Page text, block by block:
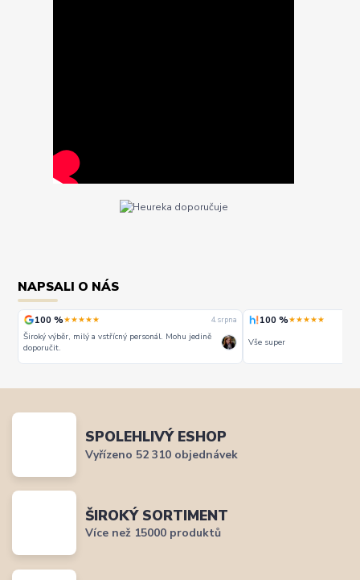
NAPSALI O NÁS
100 %★★★★★ 4. srpna
Široký výběr, milý a vstřícný personál. Mohu jedině
doporučit.
100 %★★★★★
Vše super
SPOLEHLIVÝ ESHOP
Vyřízeno 52 310 objednávek
ŠIROKÝ SORTIMENT
Více než 15000 produktů